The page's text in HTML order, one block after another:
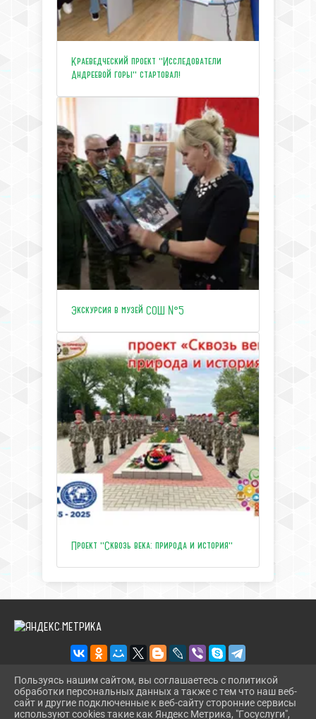
Краеведческий проект "Исследователи
Андреевой горы" стартовал!
Экскурсия в музей СОШ №5
Проект "Сквозь века: природа и история"
2026 Г. ЦЕНТРТУРИЗМАТЕМРЮК.РФ
ВХОД
Пользуясь нашим сайтом, вы соглашаетесь с политикой
обработки персональных данных а также с тем что наш веб-
сайт и другие подключенные к веб-сайту сторонние сервисы
используют cookies такие как Яндекс Метрика, "Госуслуги",